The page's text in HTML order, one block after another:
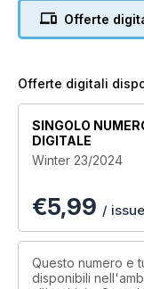
Koch, and Phil
Business List,
Offerte
Offerte digitali
SINGOLO
DIGITALE
Winter 23/2024
€5,99 / issue
Questo numero e
disponibili